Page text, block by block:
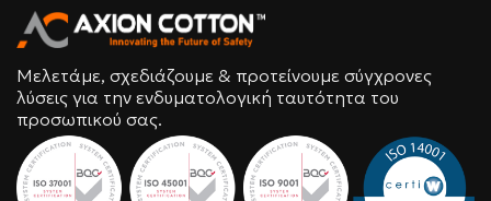
Μελετάμε, σχεδιάζουμε & προτείνουμε σύγχρονες
λύσεις για την ενδυματολογική ταυτότητα του
προσωπικού σας.